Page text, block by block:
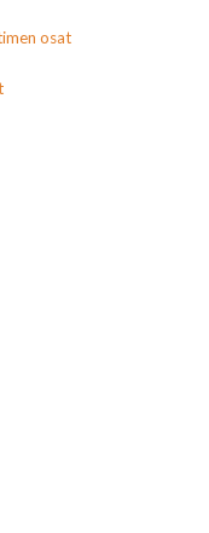
osat